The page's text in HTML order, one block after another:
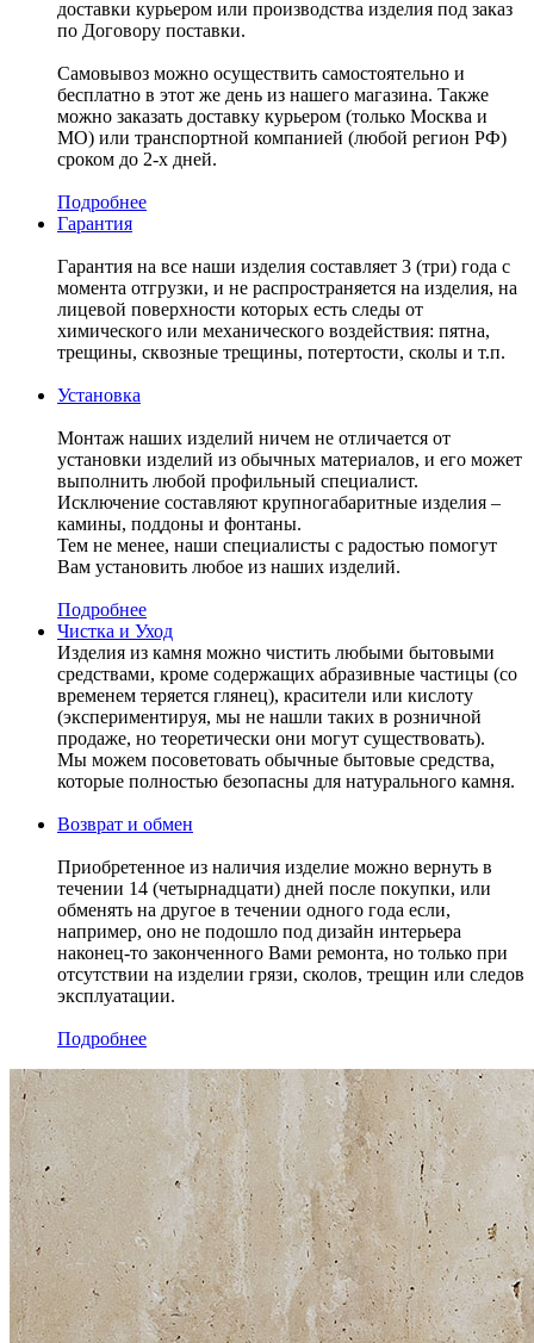
доставки курьером или производства изделия под заказ
по Договору поставки.
Самовывоз можно осуществить самостоятельно и
бесплатно в этот же день из нашего магазина. Также
можно заказать доставку курьером (только Москва и
МО) или транспортной компанией (любой регион РФ)
сроком до 2-х дней.
Подробнее
Гарантия
Гарантия на все наши изделия составляет 3 (три) года с
момента отгрузки, и не распространяется на изделия, на
лицевой поверхности которых есть следы от
химического или механического воздействия: пятна,
трещины, сквозные трещины, потертости, сколы и т.п.
Установка
Монтаж наших изделий ничем не отличается от
установки изделий из обычных материалов, и его может
выполнить любой профильный специалист.
Исключение составляют крупногабаритные изделия –
камины, поддоны и фонтаны.
Тем не менее, наши специалисты с радостью помогут
Вам установить любое из наших изделий.
Подробнее
Чистка и Уход
Изделия из камня можно чистить любыми бытовыми
средствами, кроме содержащих абразивные частицы (со
временем теряется глянец), красители или кислоту
(экспериментируя, мы не нашли таких в розничной
продаже, но теоретически они могут существовать).
Мы можем посоветовать обычные бытовые средства,
которые полностью безопасны для натурального камня.
Возврат и обмен
Приобретенное из наличия изделие можно вернуть в
течении 14 (четырнадцати) дней после покупки, или
обменять на другое в течении одного года если,
например, оно не подошло под дизайн интерьера
наконец-то законченного Вами ремонта, но только при
отсутствии на изделии грязи, сколов, трещин или следов
эксплуатации.
Подробнее